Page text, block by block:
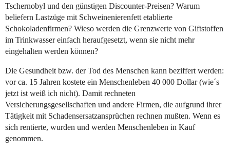
Tschernobyl und den günstigen Discounter-Preisen? Warum
beliefern Lastzüge mit Schweinenierenfett etablierte
Schokoladenfirmen? Wieso werden die Grenzwerte von Giftstoffen
im Trinkwasser einfach heraufgesetzt, wenn sie nicht mehr
eingehalten werden können?
Die Gesundheit bzw. der Tod des Menschen kann beziffert werden:
vor ca. 15 Jahren kostete ein Menschenleben 40 000 Dollar (wie´s
jetzt ist weiß ich nicht). Damit rechneten
Versicherungsgesellschaften und andere Firmen, die aufgrund ihrer
Tätigkeit mit Schadensersatzansprüchen rechnen mußten. Wenn es
sich rentierte, wurden und werden Menschenleben in Kauf
genommen.